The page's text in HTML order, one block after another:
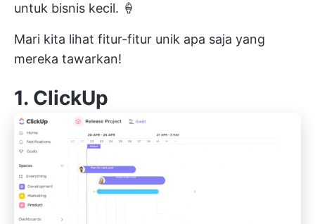
untuk bisnis kecil. 🍦
Mari kita lihat fitur-fitur unik apa saja yang
mereka tawarkan!
1. ClickUp